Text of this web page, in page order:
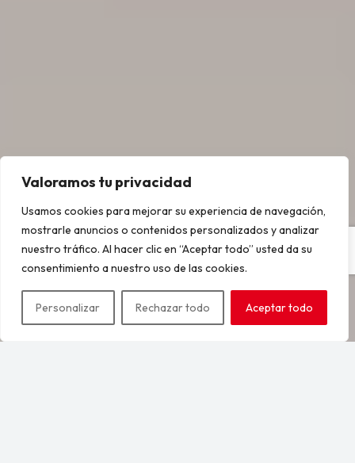
Valoramos tu privacidad
Usamos cookies para mejorar su experiencia de navegación,
mostrarle anuncios o contenidos personalizados y analizar
nuestro tráfico. Al hacer clic en “Aceptar todo” usted da su
consentimiento a nuestro uso de las cookies.
Personalizar Rechazar todo Aceptar todo